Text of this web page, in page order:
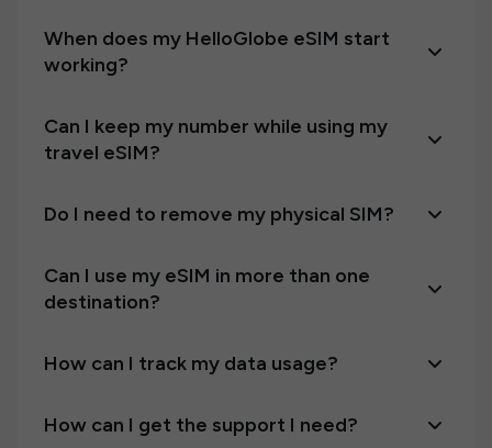
When does my HelloGlobe eSIM start
working?
Can I keep my number while using my
travel eSIM?
Do I need to remove my physical SIM?
Can I use my eSIM in more than one
destination?
How can I track my data usage?
How can I get the support I need?